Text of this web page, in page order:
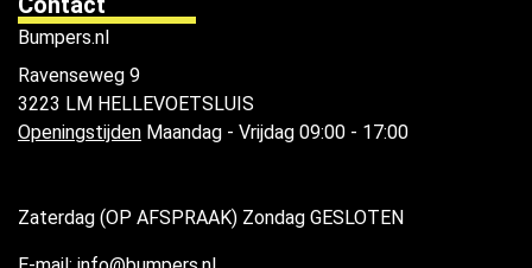
Bumpers.nl
Ravenseweg 9
3223 LM HELLEVOETSLUIS
Openingstijden Maandag - Vrijdag 09:00 - 17:00
Zaterdag (OP AFSPRAAK) Zondag GESLOTEN